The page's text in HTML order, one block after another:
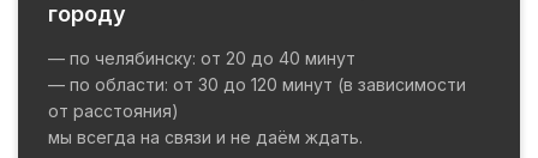
городу
— по челябинску: от 20 до 40 минут
— по области: от 30 до 120 минут (в зависимости
от расстояния)
мы всегда на связи и не даём ждать.